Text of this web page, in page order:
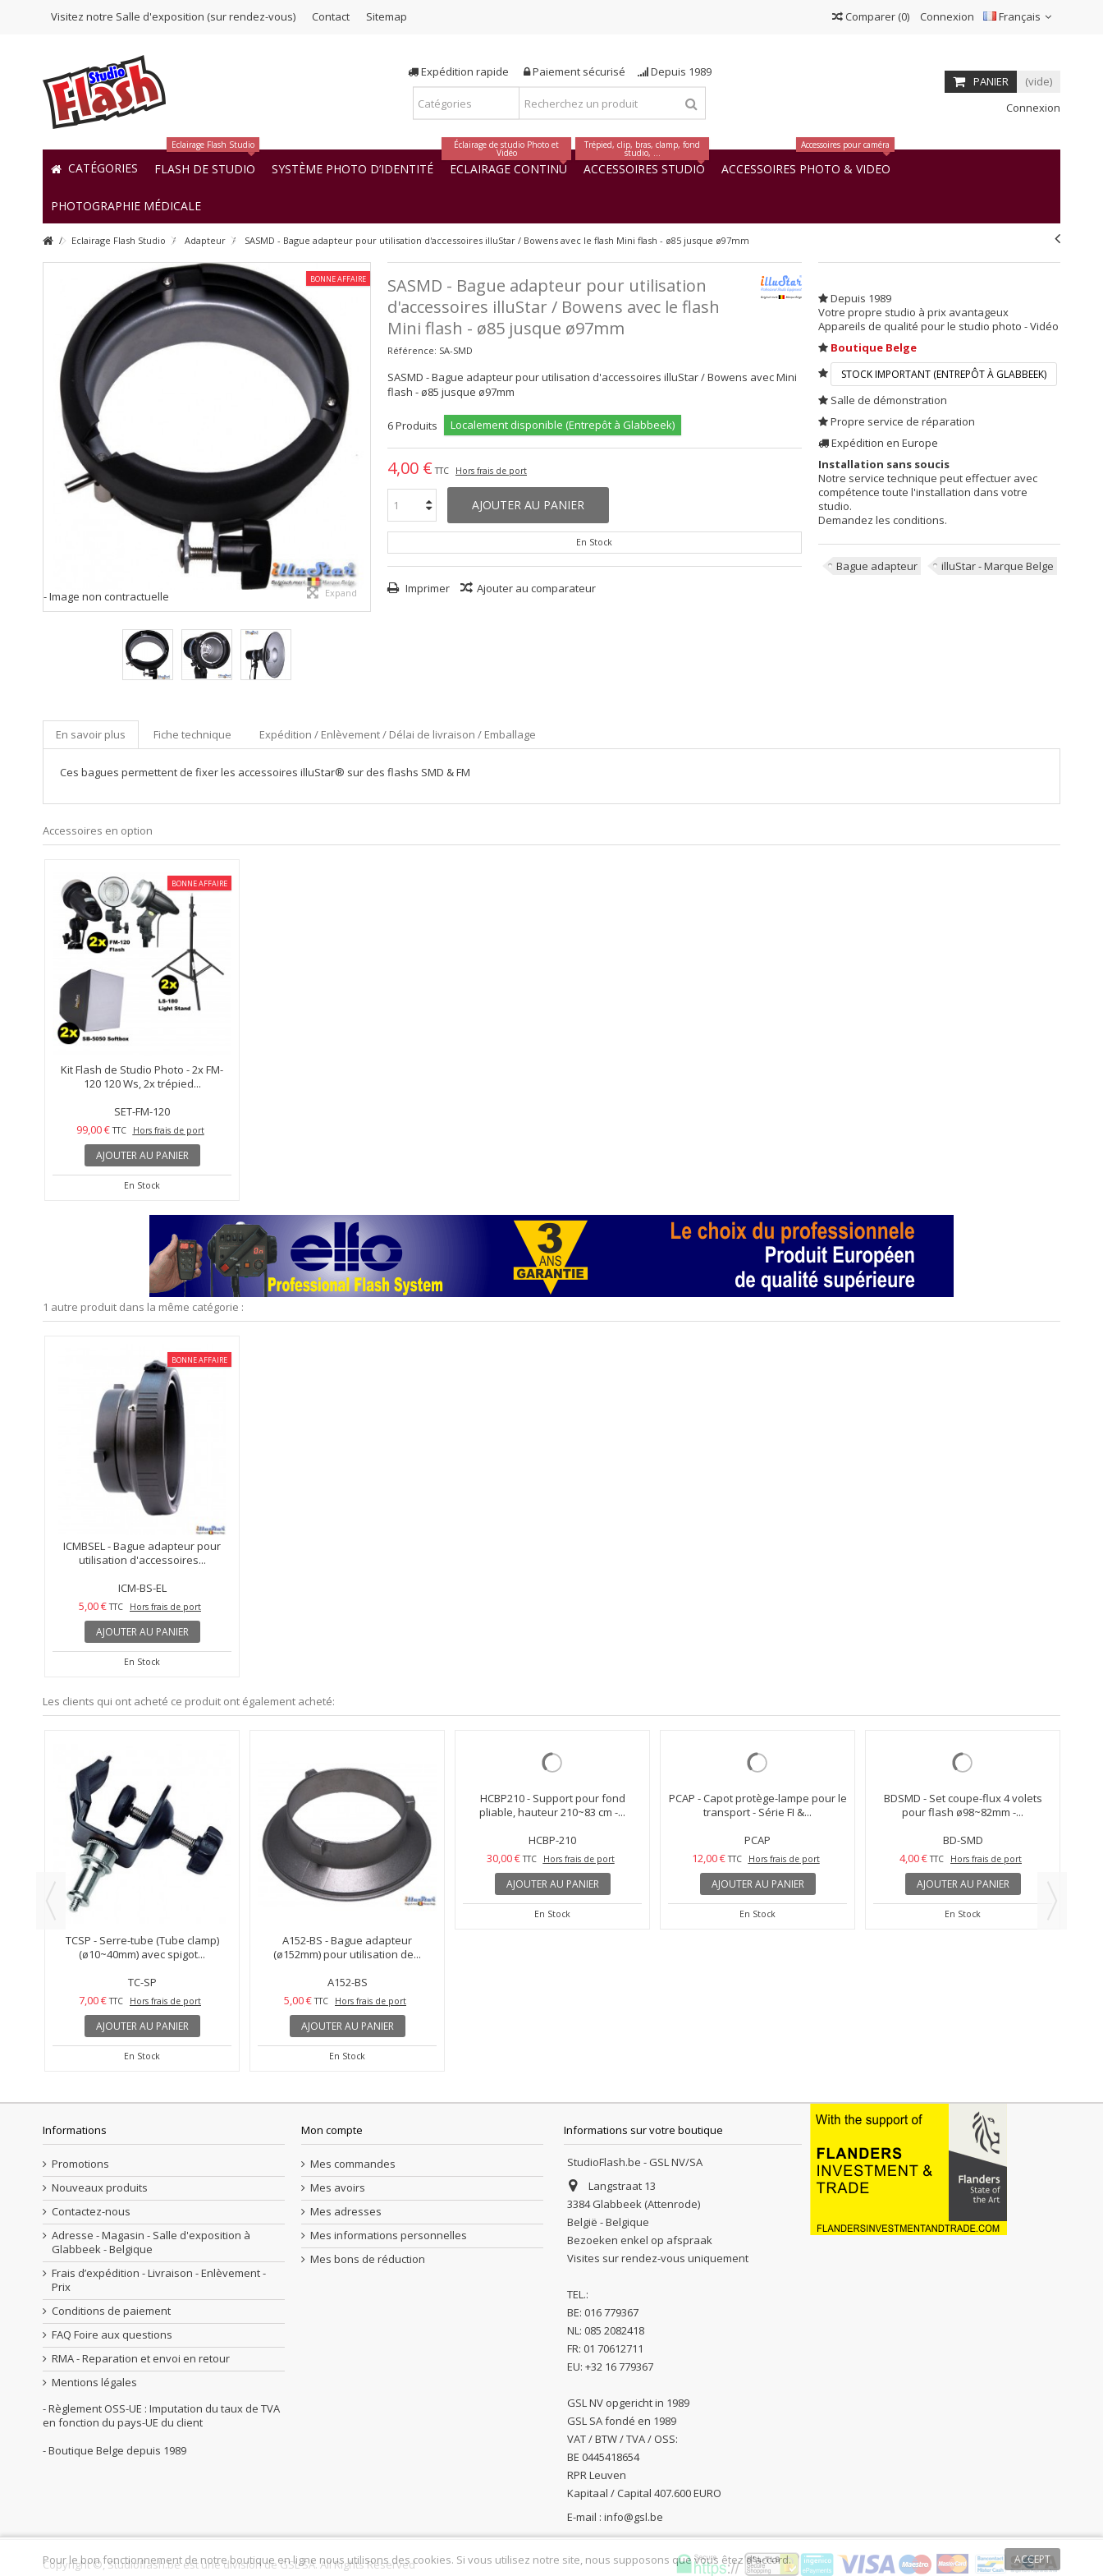
Visitez notre Salle d'exposition (sur rendez-vous) Contact Sitemap Français
Connexion
Comparer (0)
Expédition rapide Paiement sécurisé Depuis 1989
PANIER
(vide)
Connexion
CATÉGORIES FLASH DE STUDIO
Eclairage Flash Studio
SYSTÈME PHOTO D’IDENTITÉ ECLAIRAGE CONTINU
Éclairage de studio Photo et
Vidéo
ACCESSOIRES STUDIO
Trépied, clip, bras, clamp, fond
studio, ...
ACCESSOIRES PHOTO & VIDEO
Accessoires pour caméra
PHOTOGRAPHIE MÉDICALE
Eclairage Flash Studio Adapteur SASMD - Bague adapteur pour utilisation d'accessoires illuStar / Bowens avec le flash Mini flash - ø85 jusque ø97mm
BONNE AFFAIRE
Expand
- Image non contractuelle
SASMD - Bague adapteur pour utilisation
d'accessoires illuStar / Bowens avec le flash
Mini flash - ø85 jusque ø97mm
Référence: SA-SMD
SASMD - Bague adapteur pour utilisation d'accessoires illuStar / Bowens avec Mini
flash - ø85 jusque ø97mm
6Produits Localement disponible (Entrepôt à Glabbeek)
4,00 € TTC Hors frais de port
AJOUTER AU PANIER
En Stock
Imprimer Ajouter au comparateur
Depuis 1989
Votre propre studio à prix avantageux
Appareils de qualité pour le studio photo - Vidéo
Boutique Belge
STOCK IMPORTANT (ENTREPÔT À GLABBEEK)
Salle de démonstration
Propre service de réparation
Expédition en Europe
Installation sans soucis
Notre service technique peut effectuer avec
compétence toute l'installation dans votre
studio.
Demandez les conditions.
Bague adapteur illuStar - Marque Belge
En savoir plus Fiche technique Expédition / Enlèvement / Délai de livraison / Emballage
Ces bagues permettent de fixer les accessoires illuStar® sur des flashs SMD & FM
Accessoires en option
BONNE AFFAIRE
Kit Flash de Studio Photo - 2x FM-
120 120 Ws, 2x trépied...
SET-FM-120
99,00 € TTC Hors frais de port
AJOUTER AU PANIER
En Stock
1 autre produit dans la même catégorie :
BONNE AFFAIRE
ICMBSEL - Bague adapteur pour
utilisation d'accessoires...
ICM-BS-EL
5,00 € TTC Hors frais de port
AJOUTER AU PANIER
En Stock
Les clients qui ont acheté ce produit ont également acheté:
TCSP - Serre-tube (Tube clamp)
(ø10~40mm) avec spigot...
TC-SP
7,00 € TTC Hors frais de port
AJOUTER AU PANIER
En Stock
A152-BS - Bague adapteur
(ø152mm) pour utilisation de...
A152-BS
5,00 € TTC Hors frais de port
AJOUTER AU PANIER
En Stock
BDSMD - Set coupe-flux 4 volets
pour flash ø98~82mm -...
BD-SMD
4,00 € TTC Hors frais de port
AJOUTER AU PANIER
En Stock
Informations
Promotions
Nouveaux produits
Contactez-nous
Adresse - Magasin - Salle d'exposition à
Glabbeek - Belgique
Frais d’expédition - Livraison - Enlèvement -
Prix
Conditions de paiement
FAQ Foire aux questions
RMA - Reparation et envoi en retour
Mentions légales
- Règlement OSS-UE : Imputation du taux de TVA
en fonction du pays-UE du client
- Boutique Belge depuis 1989
Mon compte
Mes commandes
Mes avoirs
Mes adresses
Mes informations personnelles
Mes bons de réduction
Informations sur votre boutique
StudioFlash.be - GSL NV/SA
Langstraat 13
3384 Glabbeek (Attenrode)
België - Belgique
Bezoeken enkel op afspraak
Visites sur rendez-vous uniquement
TEL.:
BE: 016 779367
NL: 085 2082418
FR: 01 70612711
EU: +32 16 779367
GSL NV opgericht in 1989
GSL SA fondé en 1989
VAT / BTW / TVA / OSS:
BE 0445418654
RPR Leuven
Kapitaal / Capital 407.600 EURO
E-mail : info@gsl.be
Copyright ©, Studioflash.be est une division de GSL SA. All Rights Reserved ACCEPT
Pour le bon fonctionnement de notre boutique en ligne nous utilisons des cookies. Si vous utilisez notre site, nous supposons que vous êtez d'accord.